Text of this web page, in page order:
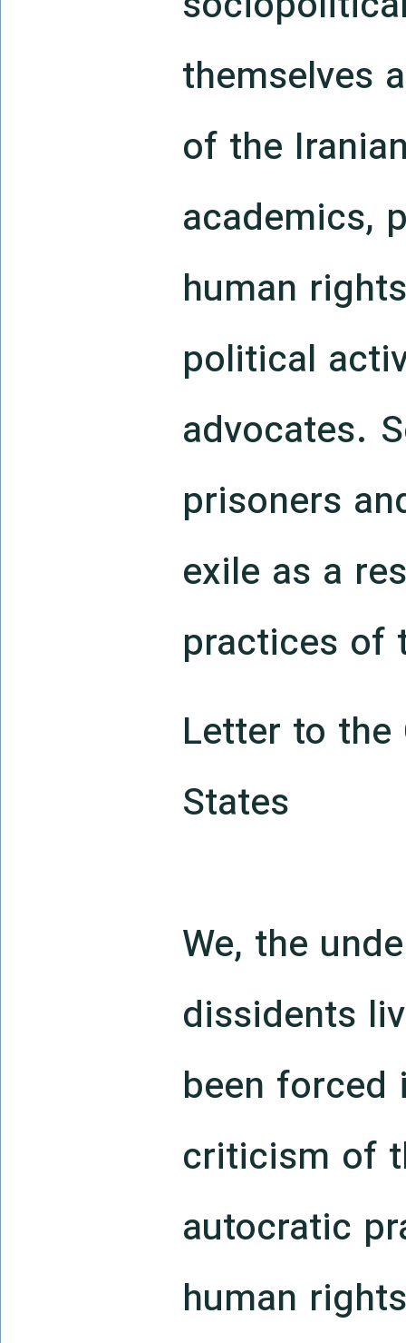
themselves
of the
academics,
human
political
advocates.
prisoners
exile as a
practices of
Letter to
States
We, the
dissidents
been forced
criticism of
autocratic
human